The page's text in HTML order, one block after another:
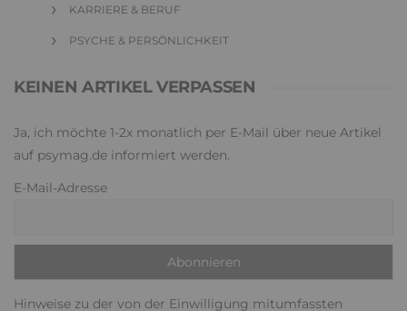
KARRIERE & BERUF
PSYCHE & PERSÖNLICHKEIT
KEINEN ARTIKEL VERPASSEN
Ja, ich möchte 1-2x monatlich per E-Mail über neue Artikel
auf psymag.de informiert werden.
E-Mail-Adresse
Hinweise zu der von der Einwilligung mitumfassten